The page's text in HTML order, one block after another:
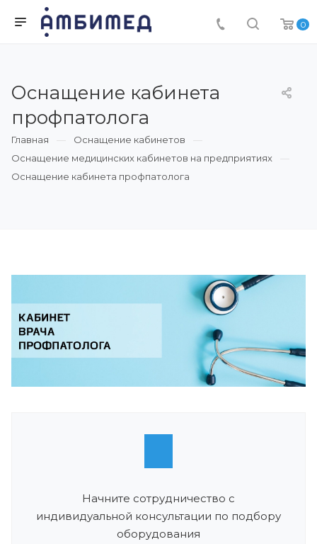
0
Оснащение кабинета
профпатолога
Главная
Оснащение кабинетов
Оснащение медицинских кабинетов на предприятиях
Оснащение кабинета профпатолога
Начните сотрудничество с
индивидуальной консультации по подбору
оборудования